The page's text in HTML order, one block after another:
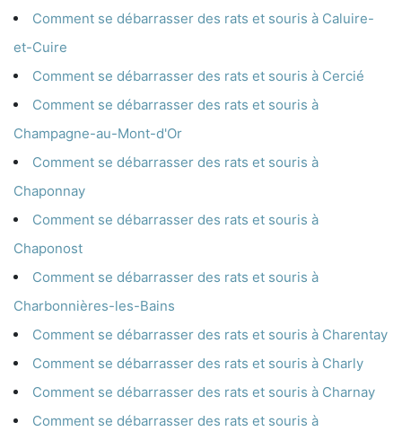
Comment se débarrasser des rats et souris à Caluire-
et-Cuire
Comment se débarrasser des rats et souris à Cercié
Comment se débarrasser des rats et souris à
Champagne-au-Mont-d'Or
Comment se débarrasser des rats et souris à
Chaponnay
Comment se débarrasser des rats et souris à
Chaponost
Comment se débarrasser des rats et souris à
Charbonnières-les-Bains
Comment se débarrasser des rats et souris à Charentay
Comment se débarrasser des rats et souris à Charly
Comment se débarrasser des rats et souris à Charnay
Comment se débarrasser des rats et souris à